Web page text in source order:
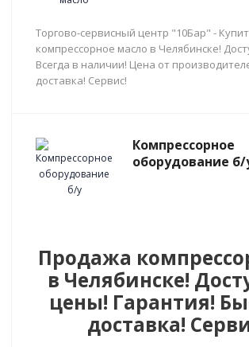
Торгово-сервисный центр "10Бар" -
компрессорное масло в Челябинске!
Всегда в наличии! Цена от
доставка! Сервис!
Компрессорное
оборудование б/
Продажа
в Челябинске!
цены! Гарантия!
доставка!